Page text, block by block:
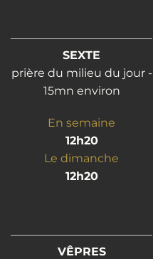
SEXTE
prière du milieu du jour -
15mn environ
En semaine
12h20
Le dimanche
12h20
VÊPRES